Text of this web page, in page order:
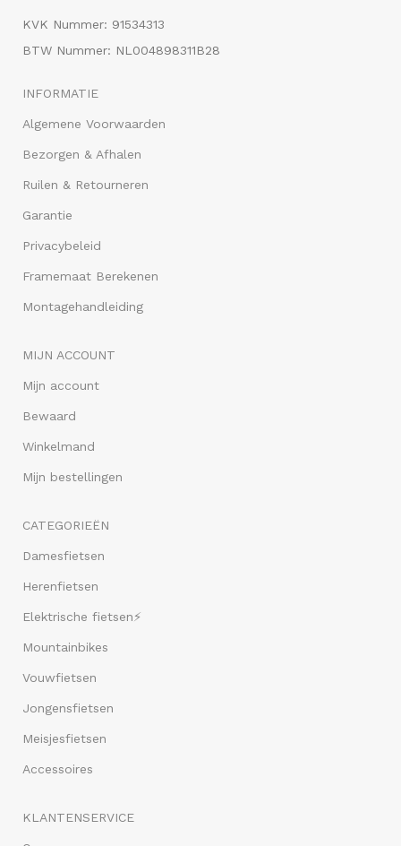
KVK Nummer: 91534313
BTW Nummer: NL004898311B28
INFORMATIE
Algemene Voorwaarden
Bezorgen & Afhalen
Ruilen & Retourneren
Garantie
Privacybeleid
Framemaat Berekenen
Montagehandleiding
MIJN ACCOUNT
Mijn account
Bewaard
Winkelmand
Mijn bestellingen
CATEGORIEËN
Damesfietsen
Herenfietsen
Elektrische fietsen⚡
Mountainbikes
Vouwfietsen
Jongensfietsen
Meisjesfietsen
Accessoires
KLANTENSERVICE